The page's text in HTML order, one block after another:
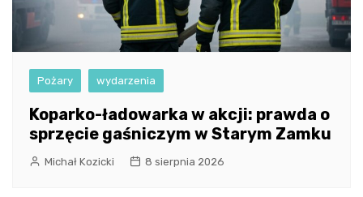
Pożary wydarzenia
Koparko-ładowarka w akcji: prawda o
sprzęcie gaśniczym w Starym Zamku
Michał Kozicki 8 sierpnia 2026